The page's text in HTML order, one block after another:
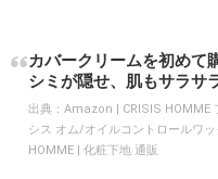
カバークリームを初めて
シミが隠せ、肌もサラサ
出典： Amazon | CRISIS HOMME
シス オム/オイルコントロールワ
HOMME | 化粧下地 通販